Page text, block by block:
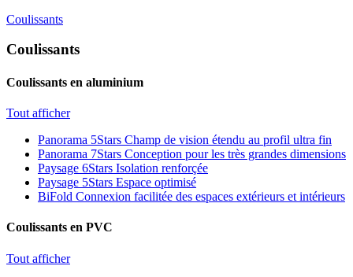
Coulissants
Coulissants
Coulissants en aluminium
Tout afficher
Panorama 5Stars Champ de vision étendu au profil ultra fin
Panorama 7Stars Conception pour les très grandes dimensions
Paysage 6Stars Isolation renforçée
Paysage 5Stars Espace optimisé
BiFold Connexion facilitée des espaces extérieurs et intérieurs
Coulissants en PVC
Tout afficher